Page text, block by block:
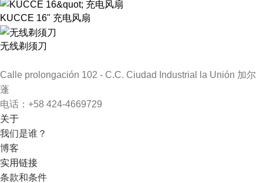
KUCCE 16" 充电风扇
无线剃须刀
Calle prolongación 102 - C.C. Ciudad Industrial la Unión 加尔
蓬
电话：+58 424-4669729
关于
我们是谁？
博客
实用链接
条款和条件